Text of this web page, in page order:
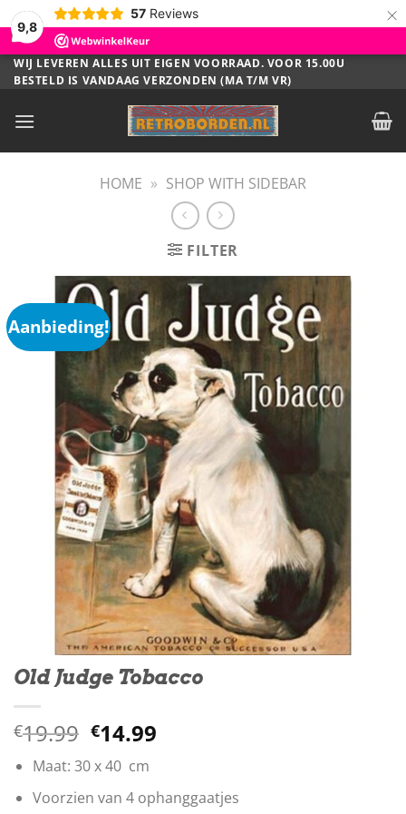
9,8
57 Reviews ×
Ga
naar
WIJ LEVEREN ALLES UIT EIGEN VOORRAAD. VOOR 15.00U
BESTELD IS VANDAAG VERZONDEN (MA T/M VR)
HOME » SHOP WITH SIDEBAR
FILTER
Aanbieding!
Old Judge Tobacco
€19.99 Oorspronkelijke
prijs
was:
€19.99.
€14.99
€14.99.
Maat: 30 x 40 cm
Voorzien van 4 ophanggaatjes